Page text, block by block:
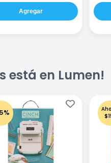
Agregar
está en Lumen!